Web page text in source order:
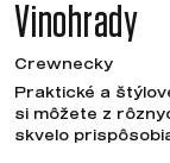
Vinohrady
Crewnecky
Praktické a
si môžete z
skvelo